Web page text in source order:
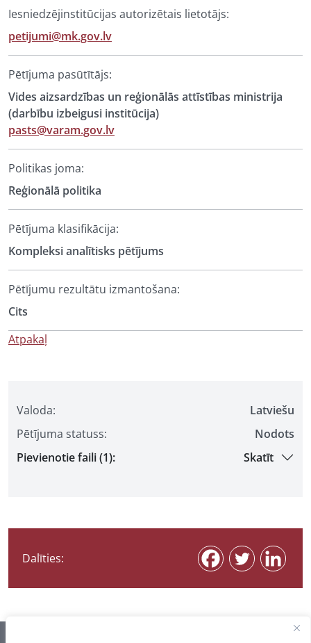
Valoda:
Latviešu
Pētījuma statuss:
Nodots
Pievienotie faili (1):
Skatīt
Dalīties:
Iesniedzējinstitūcijas autorizētais lietotājs:
petijumi@mk.gov.lv
Pētījuma pasūtītājs:
Vides aizsardzības un reģionālās attīstības ministrija
(darbību izbeigusi institūcija)
pasts@varam.gov.lv
Politikas joma:
Reģionālā politika
Pētījuma klasifikācija:
Kompleksi analītisks pētījums
Pētījumu rezultātu izmantošana:
Cits
Atpakaļ